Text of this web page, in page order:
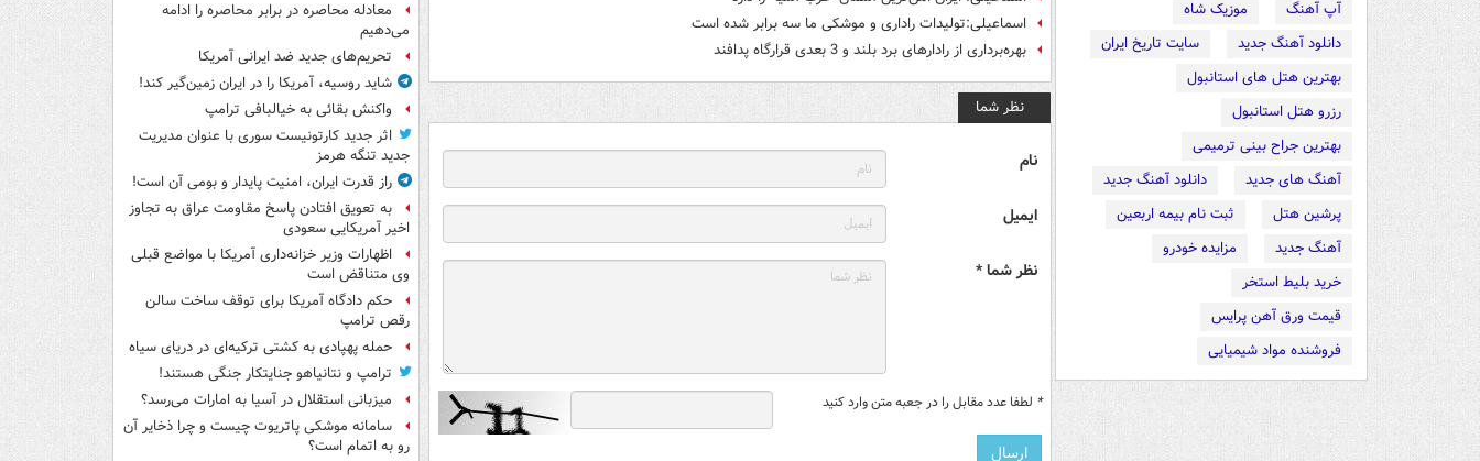
آپ آهنگ
موزیک شاه
دانلود آهنگ جدید
سایت تاریخ ایران
بهترین هتل های استانبول
رزرو هتل استانبول
بهترین جراح بینی ترمیمی
آهنگ های جدید
دانلود آهنگ جدید
پرشین هتل
ثبت نام بیمه اربعین
آهنگ جدید
مزایده خودرو
خرید بلیط استخر
قیمت ورق آهن پرایس
فروشنده مواد شیمیایی
اسماعیلی:تولیدات راداری و موشکی ما سه برابر شده است
بهره‌برداری از رادارهای برد بلند و 3 بعدی قرارگاه پدافند
نظر شما
نام
ایمیل
نظر شما *
* لطفا عدد مقابل را در جعبه متن وارد کنید
معادله محاصره در برابر محاصره را ادامه
می‌دهیم
تحریم‌های جدید ضد ایرانی آمریکا
شاید روسیه، آمریکا را در ایران زمین‌گیر کند!
واکنش بقائی به خیالبافی ترامپ
اثر جدید کارتونیست سوری با عنوان مدیریت
جدید تنگه هرمز
راز قدرت ایران، امنیت پایدار و بومی آن است!
به تعویق افتادن پاسخ مقاومت عراق به تجاوز
اخیر آمریکایی سعودی
اظهارات وزیر خزانه‌داری آمریکا با مواضع قبلی
وی متناقض است
حکم دادگاه آمریکا برای توقف ساخت سالن
رقص ترامپ
حمله پهپادی به کشتی ترکیه‌ای در دریای سیاه
ترامپ و نتانیاهو جنایتکار جنگی هستند!
میزبانی استقلال در آسیا به امارات می‌رسد؟
سامانه موشکی پاتریوت چیست و چرا ذخایر آن
رو به اتمام است؟